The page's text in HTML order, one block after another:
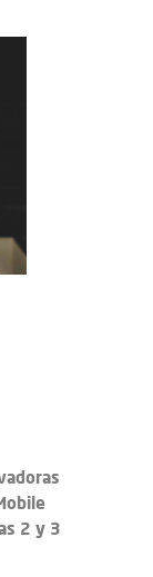
2 y 3